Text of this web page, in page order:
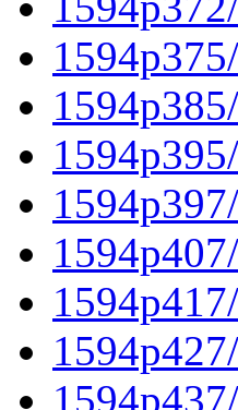
1594p375/
1594p385/
1594p395/
1594p397/
1594p407/
1594p417/
1594p427/
1594p437/